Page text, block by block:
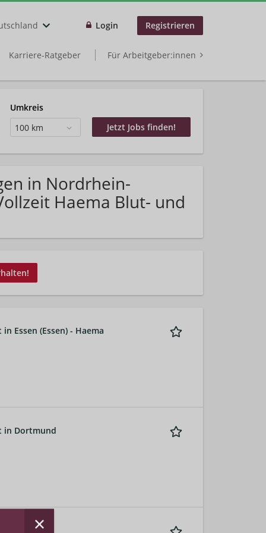
Login Registrieren
Karriere-Ratgeber Für Arbeitgeber:innen
Umkreis
100 km
in Nordrhein-
Haema Blut- und
Essen (Essen) - Haema
in Dortmund